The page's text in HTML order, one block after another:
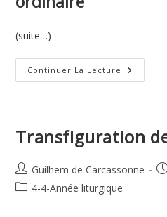
(suite…)
Continuer La Lecture 19e
Dimanche
Transfiguration
Auteur/autrice
de
Guilhem de Carcassonne
Post4-4-Année liturgique